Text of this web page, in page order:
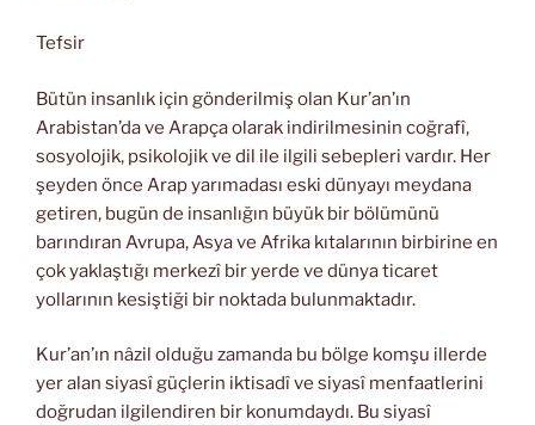
Tefsir
Bütün insanlık için gönderilmiş olan Kur’an’ın
Arabistan’da ve Arapça olarak indirilmesinin coğrafî,
sosyolojik, psikolojik ve dil ile ilgili sebepleri vardır. Her
şeyden önce Arap yarımadası eski dünyayı meydana
getiren, bugün de insanlığın büyük bir bölümünü
barındıran Avrupa, Asya ve Afrika kıtalarının birbirine en
çok yaklaştığı merkezî bir yerde ve dünya ticaret
yollarının kesiştiği bir noktada bulunmaktadır.
Kur’an’ın nâzil olduğu zamanda bu bölge komşu illerde
yer alan siyasî güçlerin iktisadî ve siyasî menfaatlerini
doğrudan ilgilendiren bir konumdaydı. Bu siyasî